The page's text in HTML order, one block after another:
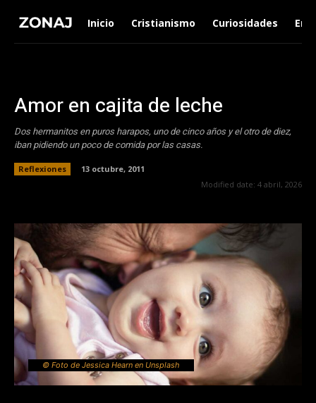
Inicio Cristianismo Curiosidades
Amor en cajita de leche
Dos hermanitos en puros harapos, uno de cinco años y el otro de diez,
iban pidiendo un poco de comida por las casas.
Reflexiones
13 octubre, 2011
Modified date: 4 abril, 2026
© Foto de Jessica Hearn en Unsplash